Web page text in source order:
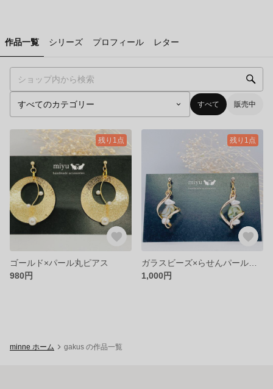
作品一覧 シリーズ プロフィール レター
すべて 販売中
残り1点
ゴールド×パール丸ピアス
980円
残り1点
1,000円
minne ホーム gakus の作品一覧